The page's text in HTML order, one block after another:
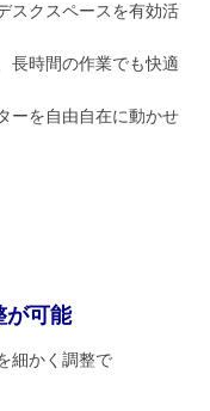
スクスペースを有効活
長時間の作業でも快適
ーを自由自在に動かせ
が可能
細かく調整で